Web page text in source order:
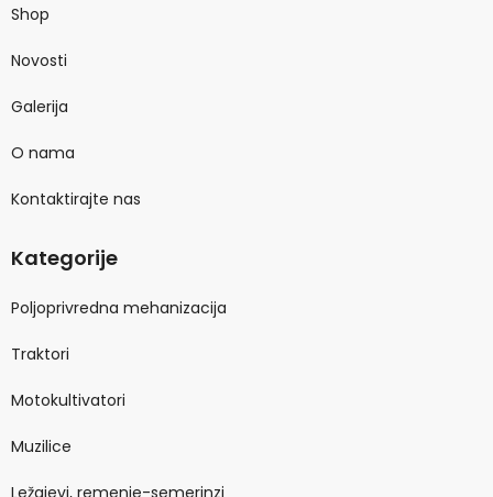
Shop
Novosti
Galerija
O nama
Kontaktirajte nas
Kategorije
Poljoprivredna mehanizacija
Traktori
Motokultivatori
Muzilice